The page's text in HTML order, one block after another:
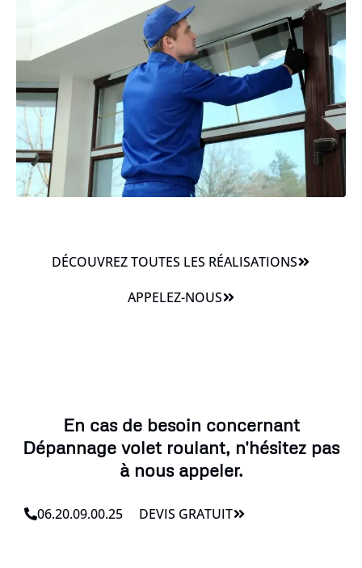
DÉCOUVREZ TOUTES LES RÉALISATIONS
APPELEZ-NOUS
En cas de besoin concernant
Dépannage volet roulant, n'hésitez pas
à nous appeler.
06.20.09.00.25 DEVIS GRATUIT